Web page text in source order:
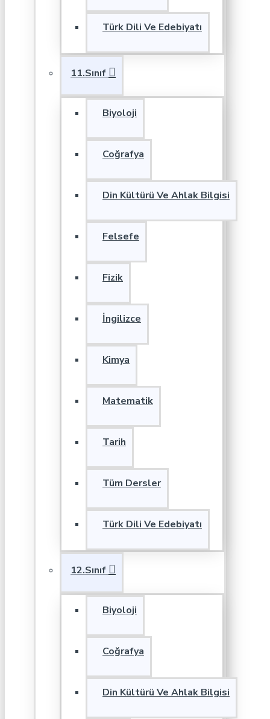
Türk Dili Ve Edebiyatı
11.Sınıf
Biyoloji
Coğrafya
Din Kültürü Ve Ahlak Bilgisi
Felsefe
Fizik
İngilizce
Kimya
Matematik
Tarih
Tüm Dersler
Türk Dili Ve Edebiyatı
12.Sınıf
Biyoloji
Coğrafya
Din Kültürü Ve Ahlak Bilgisi